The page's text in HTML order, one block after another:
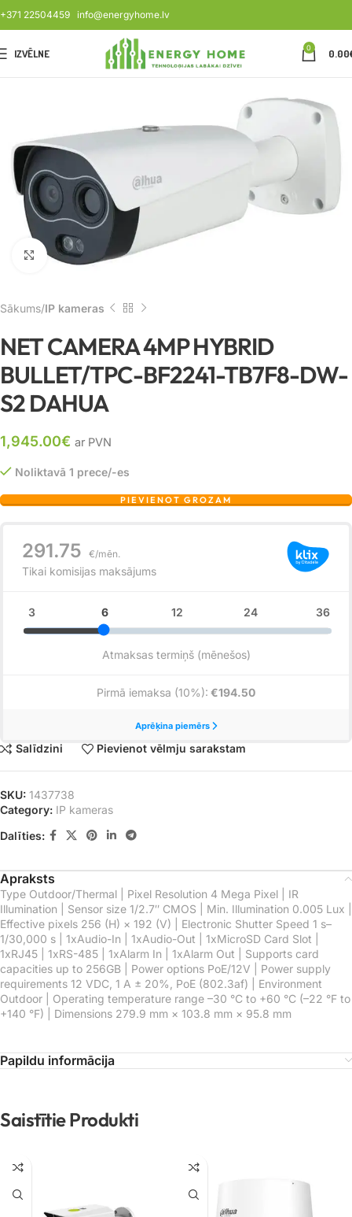
+371 22504459 info@energyhome.lv
IZVĒLNE 0 0.00
Noklikšķiniet, lai palielinātu
Sākums IP kameras
NET CAMERA 4MP HYBRID
BULLET/TPC-BF2241-TB7F8-DW-
S2 DAHUA
1,945.00€ ar PVN
Noliktavā 1 prece/-es
PIEVIENOT GROZAM
Salīdzini Pievienot vēlmju sarakstam
SKU: 1437738
Category: IP kameras
Dalīties:
Apraksts
Type Outdoor/Thermal | Pixel Resolution 4 Mega Pixel | IR
Illumination | Sensor size 1/2.7″ CMOS | Min. Illumination 0.005 Lux |
Effective pixels 256 (H) × 192 (V) | Electronic Shutter Speed 1 s–
1/30,000 s | 1xAudio-In | 1xAudio-Out | 1xMicroSD Card Slot |
1xRJ45 | 1xRS-485 | 1xAlarm In | 1xAlarm Out | Supports card
capacities up to 256GB | Power options PoE/12V | Power supply
requirements 12 VDC, 1 A ± 20%, PoE (802.3af) | Environment
Outdoor | Operating temperature range –30 °C to +60 °C (–22 °F to
+140 °F) | Dimensions 279.9 mm × 103.8 mm × 95.8 mm
Papildu informācija
Saistītie Produkti